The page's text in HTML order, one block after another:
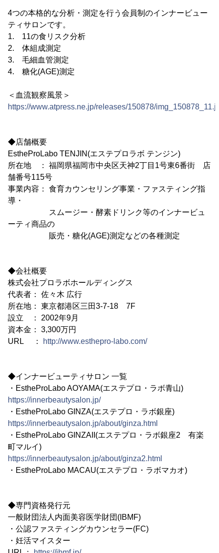
4つの本格的な分析・測定を行う会員制のインナービュー
ティサロンです。
1. 11の食リスク分析
2. 体組成測定
3. 毛細血管測定
4. 糖化(AGE)測定
＜血流観察風景＞
https://www.atpress.ne.jp/releases/150878/
◆店舗概要
EstheProLabo TENJIN(エステプロラボ テンジン)
所在地 ： 福岡県福岡市中央区天神2丁目1号東6番街 店
舗番号115号
事業内容： 食育カウンセリング事業・ファスティング指
導・
スムージー・酵素ドリンク等のインナービュ
ーティ商品の
販売・糖化(AGE)測定などの各種測定
◆会社概要
株式会社プロラボホールディングス
代表者： 佐々木 広行
所在地： 東京都港区三田3-7-18 7F
設立 ： 2002年9月
資本金： 3,300万円
URL ：
http://www.esthepro-labo.com/
◆インナービューティサロン 一覧
・EstheProLabo AOYAMA(エステプロ・ラボ青山)
https://innerbeautysalon.jp/
・EstheProLabo GINZA(エステプロ・ラボ銀座)
https://innerbeautysalon.jp/about/ginza.html
・EstheProLabo GINZAII(エステプロ・ラボ銀座2 有楽
町マルイ)
https://innerbeautysalon.jp/about/ginza2.html
・EstheProLabo MACAU(エステプロ・ラボマカオ)
◆専門資格発行元
一般財団法人内面美容医学財団(IBMF)
・公認ファスティングカウンセラー(FC)
・妊活マイスター